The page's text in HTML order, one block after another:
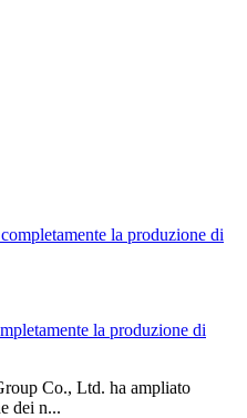
la produzione di
Co., Ltd. ha ampliato
dei n...